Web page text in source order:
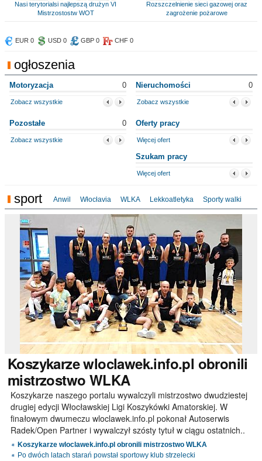
Nasi terytorialsi najlepszą drużyn VI
Mistrzostostw WOT
Rozszczelnienie sieci gazowej oraz
zagrożenie pożarowe
EUR 0 USD 0 GBP 0 CHF 0
ogłoszenia
Motoryzacja 0
Zobacz wszystkie
Nieruchomości 0
Zobacz wszystkie
Pozostałe 0
Zobacz wszystkie
Oferty pracy
Więcej ofert
Szukam pracy
Więcej ofert
sport Anwil Włocłavia WLKA Lekkoatletyka Sporty walki
Koszykarzewloclawek.info.pl obronili
mistrzostwo WLKA
Koszykarze naszego portalu wywalczyli mistrzostwo dwudziestej
drugiej edycji Włocławskiej Ligi Koszykówki Amatorskiej. W
finałowym dwumeczu wloclawek.info.pl pokonał Autoserwis
Radek/Open Partner i wywalczył szósty tytuł w ciągu ostatnich..
Koszykarze wloclawek.info.pl obronili mistrzostwo WLKA
Po dwóch latach starań powstał sportowy klub strzelecki